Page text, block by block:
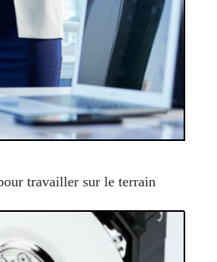
travailler sur le terrain